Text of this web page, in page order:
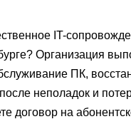
IT-
Организация
ПК,
неполадок и
договор на